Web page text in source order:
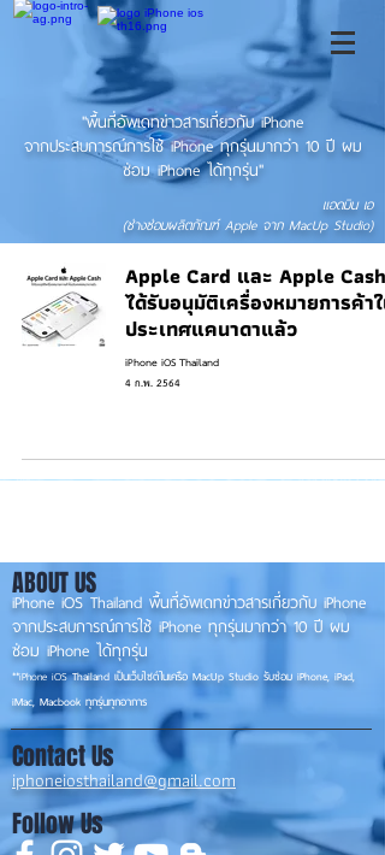
"พื้นที่อัพเดทข่าวสารเกี่ยวกับ iPhone
จากประสบการณ์การใช้ iPhone ทุกรุ่นมากว่า 10 ปี ผม
ซ่อม iPhone ได้ทุกรุ่น"
แอดมิน เอ
(ช่างซ่อมผลิตภัณฑ์ Apple จาก MacUp Studio)
Apple Card และ Apple Cash
ได้รับอนุมัติเครื่องหมายการค้าใน
ประเทศแคนาดาแล้ว
iPhone iOS Thailand
4 ก.พ. 2564
iPhone iOS Thailand พื้นที่อัพเดทข่าวสารเกี่ยวกับ iPhone
จากประสบการณ์การใช้ iPhone ทุกรุ่นมากว่า 10 ปี ผม
ซ่อม iPhone ได้ทุกรุ่น
**iPhone iOSThailand เป็นเว็บไซต์ในเครือ MacUp Studio รับซ่อม iPhone, iPad,
iMac, Macbook ทุกรุ่นทุกอาการ
ABOUT US
iphoneiosthailand@gmail.com
Contact Us
Follow Us